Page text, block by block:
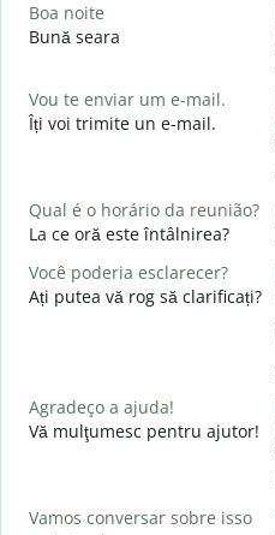
Boa noite
Bună seara
Vou te enviar um e-mail.
Îți voi trimite un e-mail.
Qual é o horário da reunião?
La ce oră este întâlnirea?
Você poderia esclarecer?
Ați putea vă rog să clarificați?
Agradeço a ajuda!
Vă mulţumesc pentru ajutor!
Vamos conversar sobre isso